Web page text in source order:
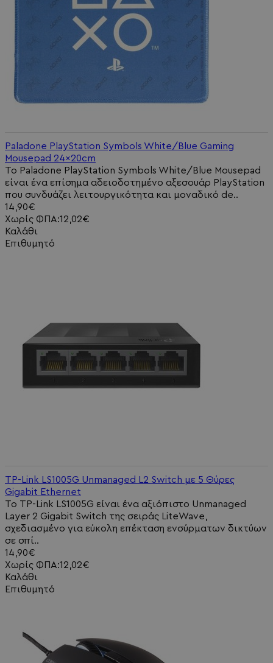
Paladone PlayStation Symbols White/Blue Gaming
Mousepad 24x20cm
Το Paladone PlayStation Symbols White/Blue Mousepad
είναι ένα επίσημα αδειοδοτημένο αξεσουάρ PlayStation
που συνδυάζει λειτουργικότητα και μοναδικό de..
14,90€
Χωρίς ΦΠΑ:12,02€
Καλάθι
Επιθυμητό
TP-Link LS1005G Unmanaged L2 Switch με 5 Θύρες
Gigabit Ethernet
Το TP-Link LS1005G είναι ένα αξιόπιστο Unmanaged
Layer 2 Gigabit Switch της σειράς LiteWave,
σχεδιασμένο για εύκολη επέκταση ενσύρματων δικτύων
σε σπί..
14,90€
Χωρίς ΦΠΑ:12,02€
Καλάθι
Επιθυμητό